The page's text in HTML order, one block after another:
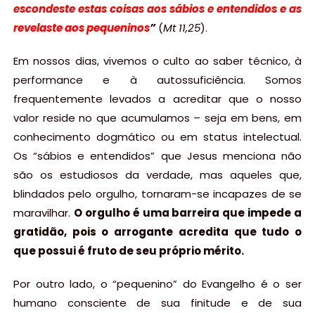
escondeste estas coisas aos sábios e entendidos e as
revelaste aos pequeninos”(Mt 11,25).
Em nossos dias, vivemos o culto ao saber técnico, à
performance e à autossuficiência. Somos
frequentemente levados a acreditar que o nosso
valor reside no que acumulamos – seja em bens, em
conhecimento dogmático ou em status intelectual.
Os “sábios e entendidos” que Jesus menciona não
são os estudiosos da verdade, mas aqueles que,
blindados pelo orgulho, tornaram-se incapazes de se
maravilhar. O orgulho é uma barreira que impede a
gratidão, pois o arrogante acredita que tudo o
que possui é fruto de seu próprio mérito.
Por outro lado, o “pequenino” do Evangelho é o ser
humano consciente de sua finitude e de sua